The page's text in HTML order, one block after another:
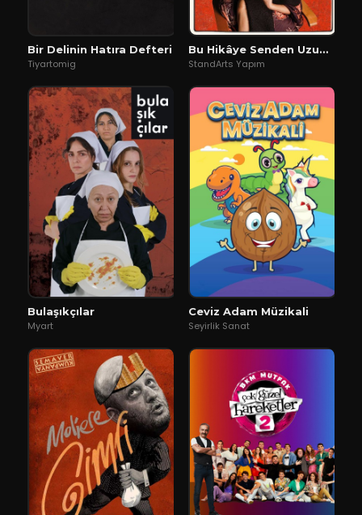
Bir Delinin Hatıra Defteri
Tiyartomig
Bu Hikâye Senden Uzun Osman
StandArts Yapım
Bulaşıkçılar
Myart
Ceviz Adam Müzikali
Seyirlik Sanat